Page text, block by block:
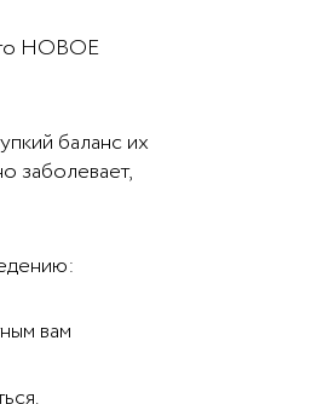
НОВОЕ
баланс их
заболевает,
вам